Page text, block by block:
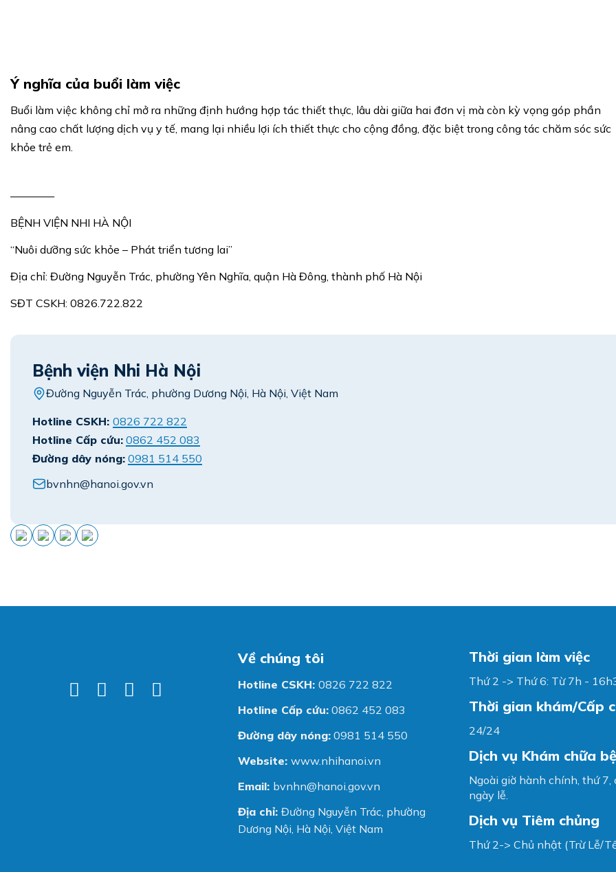
Ý nghĩa của buổi làm việc
Buổi làm việc không chỉ mở ra những định hướng hợp tác thiết thực, lâu dài giữa hai đơn vị mà còn kỳ vọng góp phần
nâng cao chất lượng dịch vụ y tế, mang lại nhiều lợi ích thiết thực cho cộng đồng, đặc biệt trong công tác chăm sóc sức
khỏe trẻ em.
————
BỆNH VIỆN NHI HÀ NỘI
“Nuôi dưỡng sức khỏe – Phát triển tương lai”
Địa chỉ: Đường Nguyễn Trác, phường Yên Nghĩa, quận Hà Đông, thành phố Hà Nội
SĐT CSKH: 0826.722.822
Bệnh viện Nhi Hà Nội
Đường Nguyễn Trác, phường Dương Nội, Hà Nội, Việt Nam
Hotline CSKH: 0826 722 822
Hotline Cấp cứu: 0862 452 083
Đường dây nóng: 0981 514 550
bvnhn@hanoi.gov.vn
Về chúng tôi
Hotline CSKH: 0826 722 822
Hotline Cấp cứu: 0862 452 083
Đường dây nóng: 0981 514 550
Website: www.nhihanoi.vn
Email: bvnhn@hanoi.gov.vn
Địa chỉ: Đường Nguyễn Trác, phường
Dương Nội, Hà Nội, Việt Nam
Thời gian làm việc
Thứ 2 -> Thứ 6: Từ 7h -
Thời gian khám/Cấp
24/24
Dịch vụ Khám chữa
Ngoài giờ hành chính, thứ 7,
ngày lễ.
Dịch vụ Tiêm chủng
Thứ 2-> Chủ nhật (Trừ Lễ/